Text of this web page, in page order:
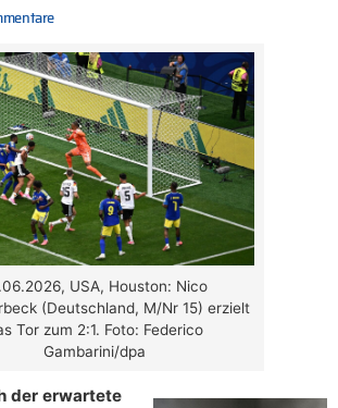
USA, Houston: Nico
(Deutschland, M/Nr 15) erzielt
Tor zum 2:1. Foto: Federico
Gambarini/dpa
der erwartete